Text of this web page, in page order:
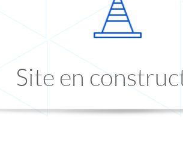
Site en